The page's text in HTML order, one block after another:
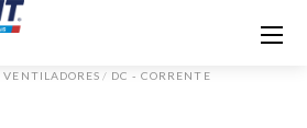
/ DC - CORRENTE